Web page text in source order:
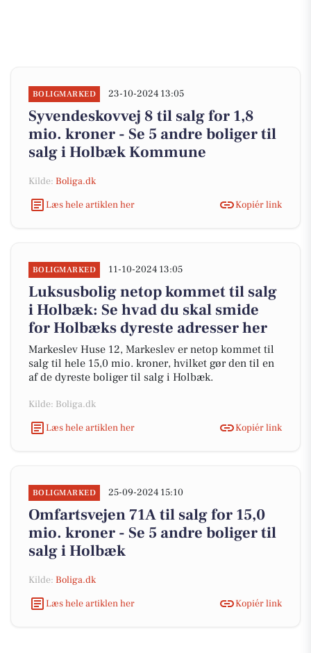
BOLIGMARKED 23-10-2024 13:05
Syvendeskovvej 8 til salg for 1,8
mio. kroner - Se 5 andre boliger til
salg i Holbæk Kommune
Kilde: Boliga.dk
Læs hele artiklen her
Kopiér link
BOLIGMARKED 11-10-2024 13:05
Luksusbolig netop kommet til salg
i Holbæk: Se hvad du skal smide
for Holbæks dyreste adresser her
Markeslev Huse 12, Markeslev er netop kommet til
salg til hele 15,0 mio. kroner, hvilket gør den til en
af de dyreste boliger til salg i Holbæk.
Kilde: Boliga.dk
Læs hele artiklen her
Kopiér link
BOLIGMARKED 25-09-2024 15:10
Omfartsvejen 71A til salg for 15,0
mio. kroner - Se 5 andre boliger til
salg i Holbæk
Kilde: Boliga.dk
Læs hele artiklen her
Kopiér link